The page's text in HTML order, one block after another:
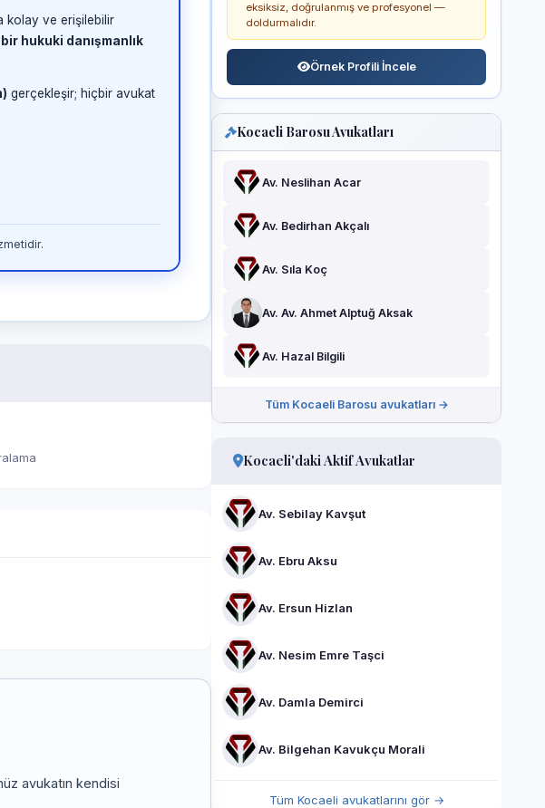
kolay ve erişilebilir
hukuki danışmanlık
gerçekleşir; hiçbir avukat
avukatın kendisi
eksiksiz, doğrulanmış ve profesyonel —
doldurmalıdır.
Örnek Profili İncele
Kocaeli Barosu Avukatları
Av. Neslihan Acar
Av. Bedirhan Akçalı
Av. Sıla Koç
Av. Av. Ahmet Alptuğ Aksak
Av. Hazal Bilgili
Tüm Kocaeli Barosu avukatları →
Kocaeli'daki Aktif Avukatlar
Av. Sebilay Kavşut
Av. Ebru Aksu
Av. Ersun Hizlan
Av. Nesim Emre Taşci
Av. Damla Demirci
Av. Bilgehan Kavukçu Morali
Tüm Kocaeli avukatlarını gör →